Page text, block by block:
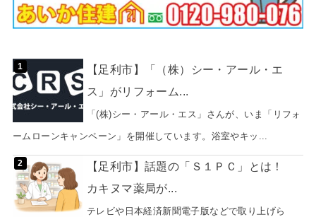
【足利市】「（株）シー・アール・エ
ス」がリフォーム...
「(株)シー・アール・エス」さんが、いま「リフォ
ームローンキャンペーン」を開催しています。浴室やキッ...
【足利市】話題の「Ｓ１ＰＣ」とは！
カキヌマ薬局が...
テレビや日本経済新聞電子版などで取り上げら